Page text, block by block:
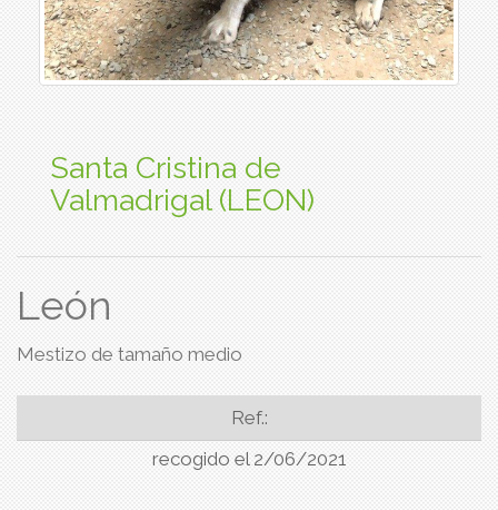
Santa Cristina de
Valmadrigal (LEON)
León
Mestizo de tamaño medio
Ref.:
recogido el 2/06/2021